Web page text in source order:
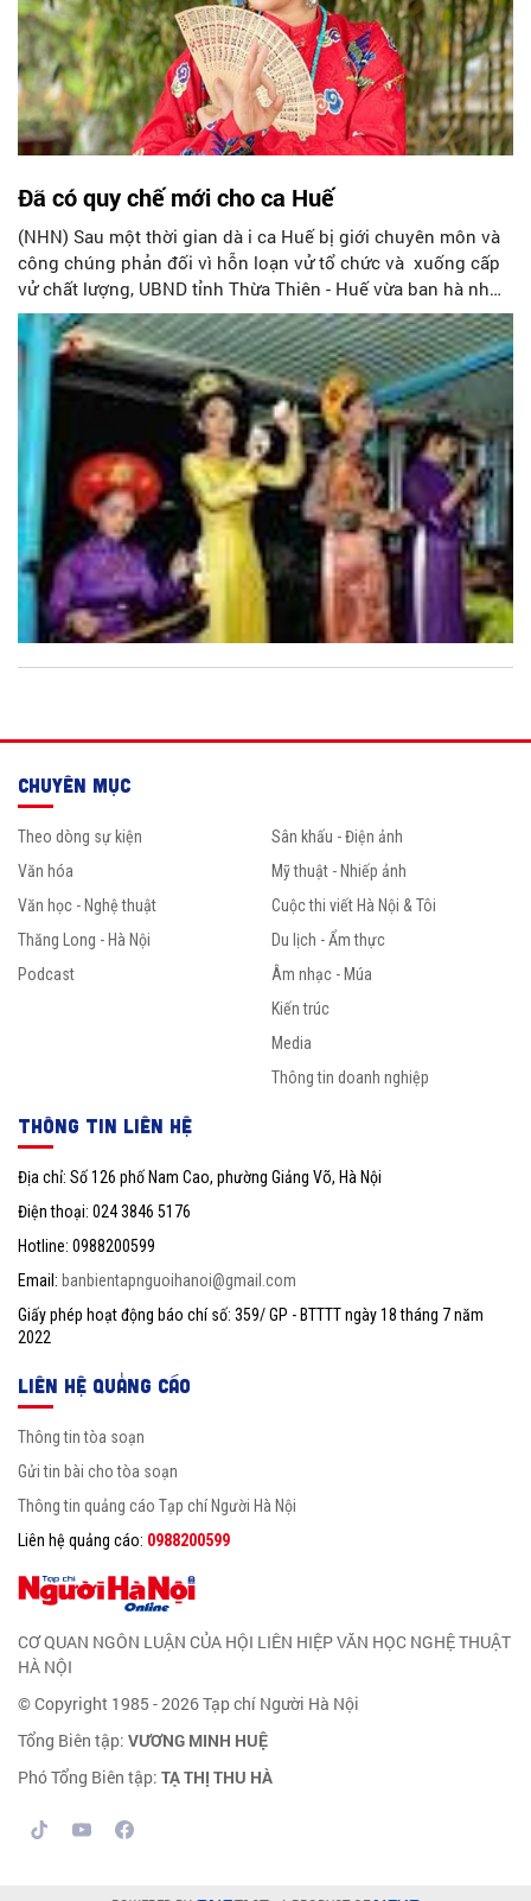
Đã có quy chế mới cho ca Huế
(NHN) Sau một thời gian dà i ca Huế bị giới chuyên môn và
công chúng phản đối vì hỗn loạn vử tổ chức và xuống cấp
vử chất lượng, UBND tỉnh Thừa Thiên - Huế vừa ban hà nh
quy chế mới vử biểu diễn và tổ chức ca Huế.
CƠ QUAN NGÔN LUẬN CỦA HỘI LIÊN HIỆP VĂN HỌC NGHỆ THUẬT
HÀ NỘI
© Copyright 1985 - 2026 Tạp chí Người Hà Nội
Tổng Biên tập: VƯƠNG MINH HUỆ
Phó Tổng Biên tập: TẠ THỊ THU HÀ
CHUYÊN MỤC
Theo dòng sự kiện
Văn hóa
Văn học - Nghệ thuật
Thăng Long - Hà Nội
Podcast
Sân khấu - Điện ảnh
Mỹ thuật - Nhiếp ảnh
Cuộc thi viết Hà Nội & Tôi
Du lịch - Ẩm thực
Âm nhạc - Múa
Kiến trúc
Media
Thông tin doanh nghiệp
THÔNG TIN LIÊN HỆ
Địa chỉ: Số 126 phố Nam Cao, phường Giảng Võ, Hà Nội
Điện thoại: 024 3846 5176
Hotline: 0988200599
Email: banbientapnguoihanoi@gmail.com
Giấy phép hoạt động báo chí số: 359/ GP - BTTTT ngày 18 tháng 7 năm
2022
LIÊN HỆ QUẢNG CÁO
Thông tin tòa soạn
Gửi tin bài cho tòa soạn
Thông tin quảng cáo Tạp chí Người Hà Nội
Liên hệ quảng cáo: 0988200599